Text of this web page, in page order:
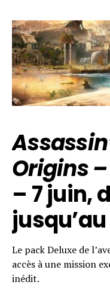
Origins –
– 7 juin,
Le pack Deluxe de
accès à une mission
inédit.